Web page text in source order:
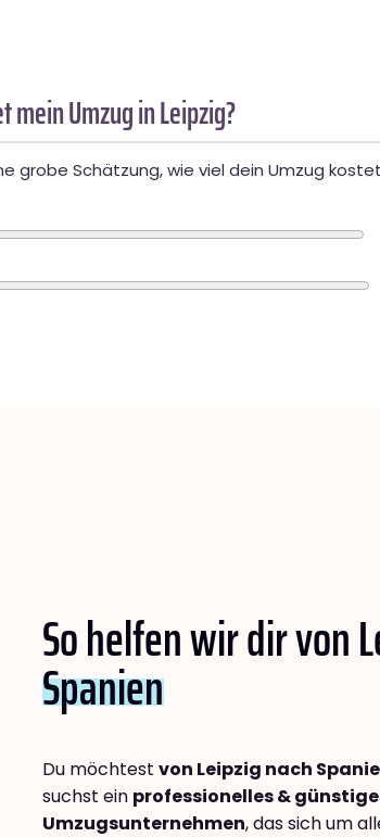
mein Umzug in Leipzig?
grobe Schätzung, wie viel dein Umzug
So helfen wir dir von
Spanien
Du möchtest von Leipzig nach
suchst ein professionelles &
Umzugsunternehmen, das sich um